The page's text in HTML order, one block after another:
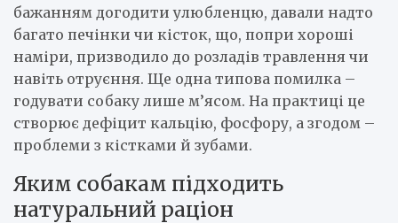
бажанням догодити улюбленцю, давали надто
багато печінки чи кісток, що, попри хороші
наміри, призводило до розладів травлення чи
навіть отруєння. Ще одна типова помилка –
годувати собаку лише м’ясом. На практиці це
створює дефіцит кальцію, фосфору, а згодом –
проблеми з кістками й зубами.
Яким собакам підходить
натуральний раціон